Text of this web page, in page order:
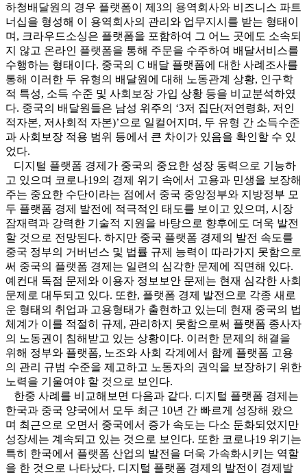
하청배달원의 경우 플랫폼이 제3의 용역회사와 비즈니스 파트
너십을 형성해 이 용역회사의 관리와 업무지시를 받는 형태이
며, 크라우드소싱은 플랫폼을 포함하여 그 어느 곳에도 소속되
지 않고 온라인 플랫폼을 통해 주문을 수주하여 배달서비스를
수행하는 형태이다. 중국의 C 배달 플랫폼에 대한 사례조사를
통해 이러한 두 유형의 배달원에 대해 노동관계 상황, 인구학
적 특성, 소득 수준 및 사회보장 가입 상황 등을 비교분석하였
다. 중국의 배달원들은 남성 위주의 ‘3저 집단(저연령화, 저인
적자본, 저사회적 자본)’으로 일컬어지며, 두 유형 간 소득수준
과 사회보장 적용 범위 등에서 큰 차이가 있음을 확인할 수 있
었다.
디지털 플랫폼 경제가 중국의 중요한 성장 동력으로 기능하
고 있으며 코로나19의 경제 위기 속에서 고용과 민생을 보장해
주는 중요한 수단이라는 점에서 중국 중앙정부와 지방정부 모
두 플랫폼 경제 발전에 적극적인 태도를 보이고 있으며, 시장
잠재력과 강력한 기술적 지원을 바탕으로 향후에도 더욱 발전
할 것으로 전망된다. 하지만 중국 플랫폼 경제의 발전 속도를
중국 정부의 거버넌스 및 법률 규제 능력이 따라가지 못함으로
써 중국의 플랫폼 경제는 일련의 심각한 문제에 직면해 있다.
예컨대 독점 문제와 이용자 정보보안 문제는 현재 심각한 사회
문제로 대두되고 있다. 또한, 플랫폼 경제 발전으로 각종 새로
운 형태의 취업과 고용형태가 출현하고 있는데 현재 중국의 법
체계가 이를 적절히 규제, 관리하지 못함으로써 플랫폼 종사자
의 노동권이 침해받고 있는 상황이다. 이러한 문제의 해결을
위해 정부와 플랫폼, 노조와 사회 각계에서 함께 플랫폼 고용
의 관리 규범 수준을 제고하고 노동자의 권익을 보장하기 위한
노력을 기울여야 할 것으로 보인다.
한중 사례를 비교해보면 다음과 같다. 디지털 플랫폼 경제는
한국과 중국 양국에서 모두 최근 10년 간 빠르게 성장해 왔으
며 최근으로 오면서 중국에서 증가 속도는 다소 둔화되었지만
성장세는 계속되고 있는 것으로 보인다. 또한 코로나19 위기는
특히 한국에서 플랫폼 산업의 발전을 더욱 가속화시키는 역할
을 한 것으로 나타났다. 디지털 플랫폼 경제의 발전이 경제발